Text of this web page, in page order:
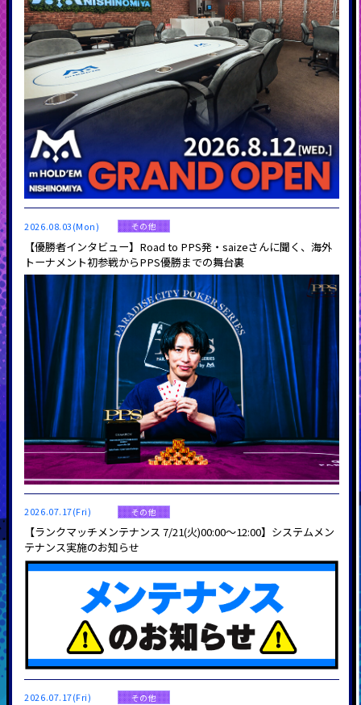
2026.08.03(Mon) その他
【優勝者インタビュー】Road to PPS発・saizeさんに聞く、海外
トーナメント初参戦からPPS優勝までの舞台裏
2026.07.17(Fri) その他
【ランクマッチメンテナンス 7/21(火)00:00～12:00】システムメン
テナンス実施のお知らせ
2026.07.17(Fri) その他